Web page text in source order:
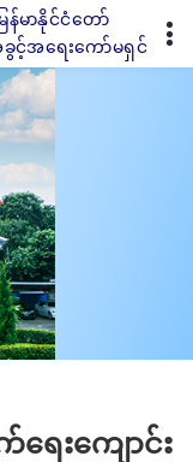
န်မာနိုင်ငံတော်
ခွင့်အရေးကော်မရှင်
းကျောင်း